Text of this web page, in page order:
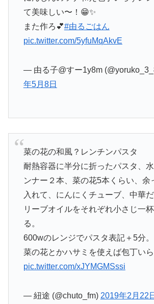
て美味しい〜！😁✨
また作ろ💕#由るごはん
pic.twitter.com/5yfuMqAkvE
— 由る子@すー1y8m
年5月8日
菜の花の和風？レンチンパスタ
耐熱容器に半分に折ったパスタ、
ンナー２本、菜の花5本くらい、余
入れて、にんにくチューブ、中華
リーブオイルをそれぞれ小さじ一
る。
600wのレンジでパスタ表記＋5分。
菜の花とかハサミを使えば包丁い
pic.twitter.com/xJYMGMSssi
— 紐途 (@chuto_fm) 2019年2月22